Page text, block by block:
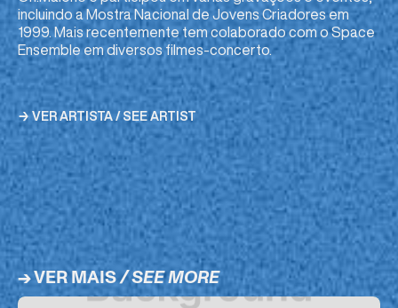
incluindo a Mostra Nacional de Jovens Criadores em
1999. Mais recentemente tem colaborado com o Space
Ensemble em diversos filmes-concerto.
→ VER ARTISTA / SEE ARTIST
→ VER MAIS/ SEE MORE